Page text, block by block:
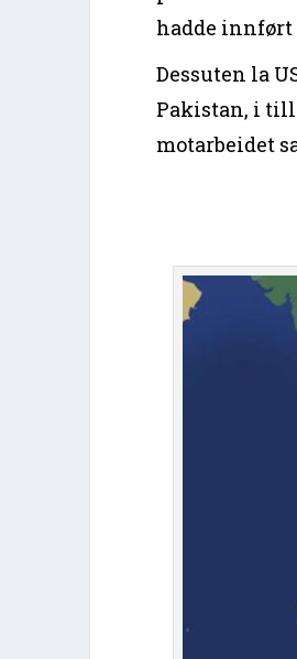
hadde
Dessuten la
Pakistan, i
motarbeidet